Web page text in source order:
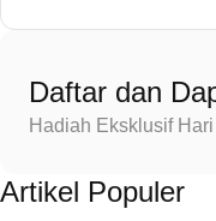
Daftar dan
Hadiah Eksklusif
Artikel Populer